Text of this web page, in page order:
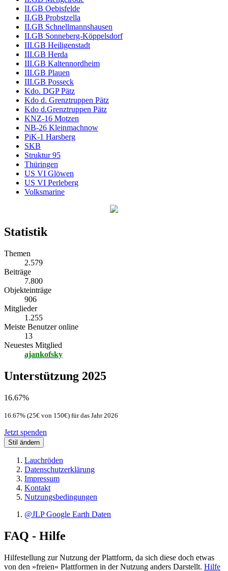
II.GB Oebisfelde
II.GB Probstzella
II.GB Schnellmannshausen
II.GB Sonneberg-Köppelsdorf
III.GB Heiligenstadt
III.GB Herda
III.GB Kaltennordheim
III.GB Plauen
III.GB Posseck
Kdo. DGP Pätz
Kdo d. Grenztruppen Pätz
Kdo d.Grenztruppen Pätz
KNZ-16 Motzen
NB-26 Kleinmachnow
PiK-1 Harsberg
SKB
Struktur 95
Thüringen
US VI Glöwen
US VI Perleberg
Volksmarine
Statistik
Themen
2.579
Beiträge
7.800
Objekteinträge
906
Mitglieder
1.255
Meiste Benutzer online
13
Neuestes Mitglied
ajankofsky
Unterstützung 2025
16.67%
16.67% (25€ von 150€) für das Jahr 2026
Jetzt spenden
Stil ändern
Lauchröden
Datenschutzerklärung
Impressum
Kontakt
Nutzungsbedingungen
@JLP Google Earth Daten
FAQ - Hilfe
Hilfestellung zur Nutzung der Plattform, da sich diese doch etwas
von den »freien« Plattformen in der Nutzung anders Darstellt. Hilfe